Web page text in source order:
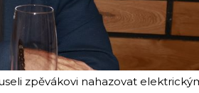
zpěvákovi nahazovat